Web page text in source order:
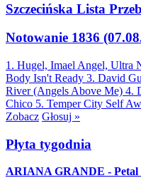
Szczecińska Lista
Notowanie 1836
1. Hugel, Imael Angel, Ultra
Body Isn't Ready 3. David
River (Angels Above Me) 4.
Chico 5. Temper City Self
Zobacz Głosuj »
Płyta tygodnia
ARIANA GRANDE - Petal